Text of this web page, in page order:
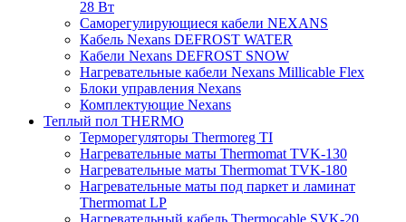
28 Вт
Саморегулирующиеся кабели NEXANS
Кабель Nexans DEFROST WATER
Кабели Nexans DEFROST SNOW
Нагревательные кабели Nexans Millicable Flex
Блоки управления Nexans
Комплектующие Nexans
Теплый пол THERMO
Терморегуляторы Thermoreg TI
Нагревательные маты Thermomat TVK-130
Нагревательные маты Thermomat TVK-180
Нагревательные маты под паркет и ламинат
Thermomat LP
Нагревательный кабель Thermocable SVK-20